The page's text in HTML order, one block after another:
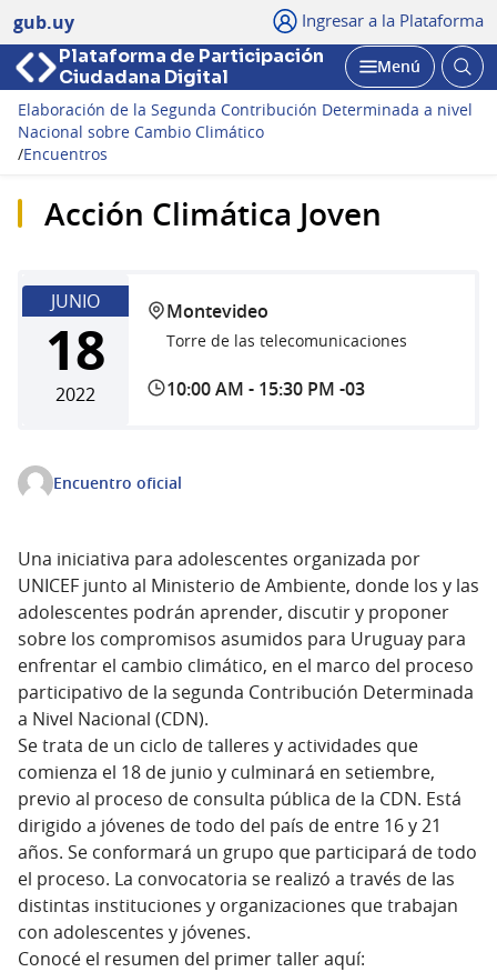
gub.uy Ingresar a la Plataforma
Plataforma de Participación
Ciudadana Digital
Abrir
Menú
Elaboración de la Segunda Contribución Determinada a nivel
Nacional sobre Cambio Climático
/Encuentros
Acción Climática Joven
JUNIO
18
2022
Montevideo
Torre de las telecomunicaciones
10:00 AM - 15:30 PM -03
Encuentro oficial
Una iniciativa para adolescentes organizada por
UNICEF junto al Ministerio de Ambiente, donde los y las
adolescentes podrán aprender, discutir y proponer
sobre los compromisos asumidos para Uruguay para
enfrentar el cambio climático, en el marco del proceso
participativo de la segunda Contribución Determinada
a Nivel Nacional (CDN).
Se trata de un ciclo de talleres y actividades que
comienza el 18 de junio y culminará en setiembre,
previo al proceso de consulta pública de la CDN. Está
dirigido a jóvenes de todo del país de entre 16 y 21
años. Se conformará un grupo que participará de todo
el proceso. La convocatoria se realizó a través de las
distintas instituciones y organizaciones que trabajan
con adolescentes y jóvenes.
Conocé el resumen del primer taller aquí: